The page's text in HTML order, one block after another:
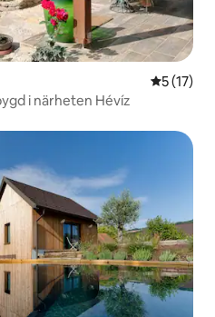
5 av 5 i
5 (17)
i närheten Hévíz